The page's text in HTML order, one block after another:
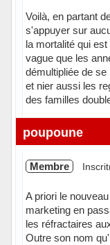
Voilà, en partant
s'appuyer sur
la mortalité qui
vague que les
démultipliée de
et nier aussi les
des familles
Hors ligne
poupoune
Membre
A priori le
marketing en
les réfractaires
Outre son nom